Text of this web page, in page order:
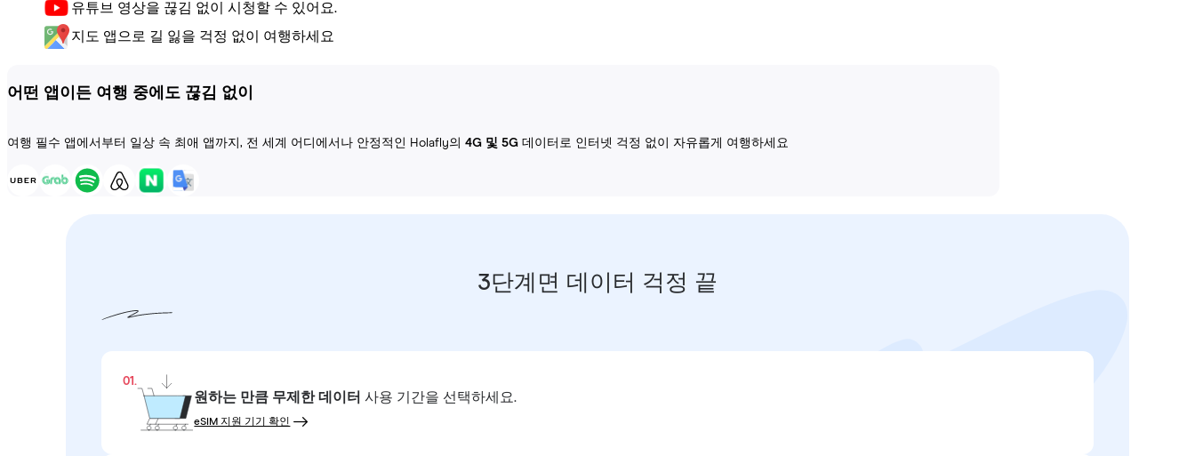
유튜브 영상을 끊김 없이 시청할 수 있어요.
지도 앱으로 길 잃을 걱정 없이 여행하세요
어떤 앱이든 여행 중에도 끊김 없이
여행 필수 앱에서부터 일상 속 최애 앱까지, 전 세계 어디에서나 안정적인 Holafly의 4G 및 5G 데이터로 인터넷 걱정 없이 자유롭게 여행하세요
3단계면 데이터 걱정 끝
01.
원하는 만큼 무제한 데이터 사용 기간을 선택하세요.
eSIM 지원 기기 확인